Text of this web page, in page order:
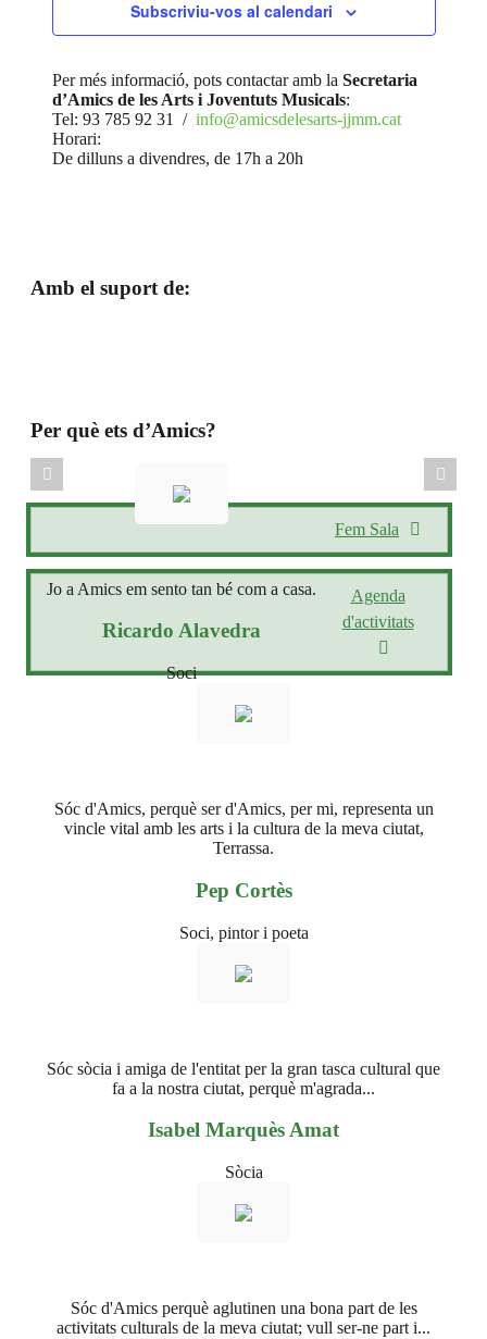
Subscriviu-vos al calendari
Per més informació, pots contactar amb la Secretaria
d’Amics de les Arts i Joventuts Musicals:
Tel: 93 785 92 31 / info@amicsdelesarts-jjmm.cat
Horari:
De dilluns a divendres, de 17h a 20h
Amb el suport de:
Per què ets d’Amics?
Jo a Amics em sento tan bé com a casa.
Ricardo Alavedra
Soci
Sóc d'Amics, perquè ser d'Amics, per mi, representa un
vincle vital amb les arts i la cultura de la meva ciutat,
Terrassa.
Pep Cortès
Soci, pintor i poeta
Sóc sòcia i amiga de l'entitat per la gran tasca cultural que
fa a la nostra ciutat, perquè m'agrada...
Isabel Marquès Amat
Sòcia
Sóc d'Amics perquè aglutinen una bona part de les
activitats culturals de la meva ciutat; vull ser-ne part i...
Fem Sala
Agenda
d'activitats